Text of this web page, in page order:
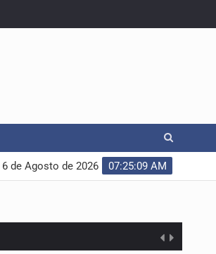
07:25:10 AM
de Agosto de 2026